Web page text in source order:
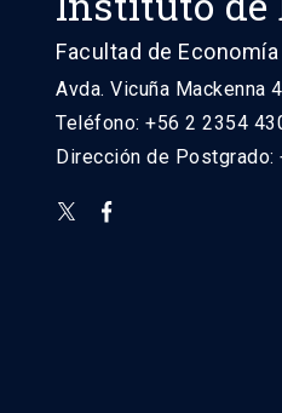
Facultad de
Avda. Vicuña Mackenna
Teléfono: +56 2 2354
Dirección de Postgrado: